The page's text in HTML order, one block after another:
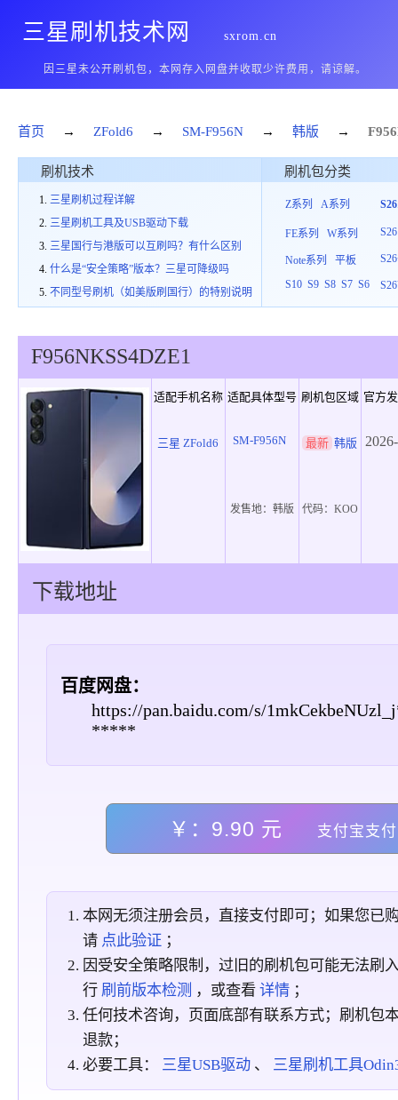
三星刷机技术网 sxrom.cn
因三星未公开刷机包，本网存入网盘并收取少许费用，请谅解。
首页 → ZFold6 → SM-F956N → 韩版 →
刷机技术
三星刷机过程详解
三星刷机工具及USB驱动下载
三星国行与港版可以互刷吗？有什么区别
什么是“安全策略”版本？三星可降级吗
不同型号刷机（如美版刷国行）的特别说明
刷机包分类
Z系列 A系列
FE系列 W系列
Note系列
平板
S10 S9 S8 S7 S6
S26
F956NKSS4DZE1
适配手机名称 适配具体型号 刷机包区域 官方
三星 ZFold6 SM-F956N 最新 韩版
发售地： 韩版 代码： KOO
下载地址
百度网盘：
https://pan.baidu.com/s/
*****
￥：9.90 元 支付宝支付
本网无须注册会员，直接支付即可；如果您已
请 点此验证 ；
因受安全策略限制，过旧的刷机包可能无法刷
行 刷前版本检测 ，或查看详情 ；
任何技术咨询，页面底部有联系方式；刷机包
退款；
必要工具： 三星USB驱动 、 三星刷机工具